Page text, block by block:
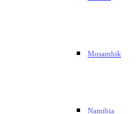
Mosambik
Namibia